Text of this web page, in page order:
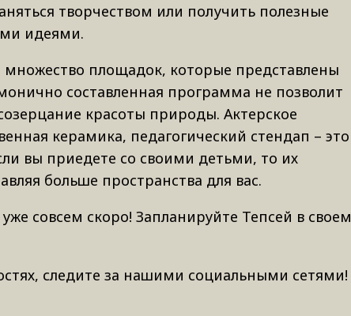
творчеством или получить полезные
идеями.
площадок, которые представлены
составленная программа не позволит
красоты природы. Актерское
керамика, педагогический стендап – это
вы приедете со своими детьми, то их
больше пространства для вас.
совсем скоро! Запланируйте Тепсей в своем
следите за нашими социальными сетями!